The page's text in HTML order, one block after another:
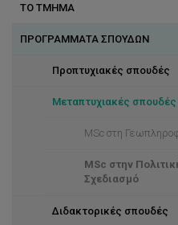
ΤΟ ΤΜΗΜΑ
ΠΡΟΓΡΑΜΜΑΤΑ ΣΠΟΥΔΩΝ
Προπτυχιακές σπουδές
Μεταπτυχιακές σπουδές
MSc στη
MSc στην
Σχεδιασμό
Διδακτορικές σπουδές